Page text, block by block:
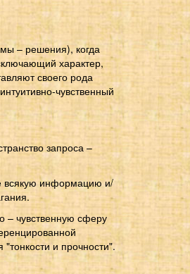
– решения), когда
характер,
своего рода
чувственный
запроса –
всякую информацию и/
чувственную сферу
и прочности".